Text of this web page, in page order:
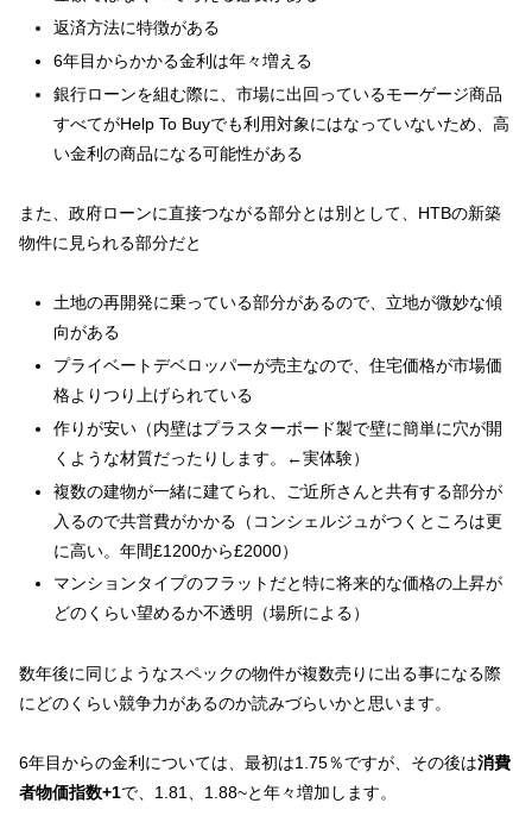
返済方法に特徴がある
6年目からかかる金利は年々増える
銀行ローンを組む際に、市場に出回っているモーゲージ商品
すべてがHelp To Buyでも利用対象にはなっていないため、高
い金利の商品になる可能性がある
また、政府ローンに直接つながる部分とは別として、HTBの新築
物件に見られる部分だと
土地の再開発に乗っている部分があるので、立地が微妙な傾
向がある
プライベートデベロッパーが売主なので、住宅価格が市場価
格よりつり上げられている
作りが安い（内壁はプラスターボード製で壁に簡単に穴が開
くような材質だったりします。←実体験）
複数の建物が一緒に建てられ、ご近所さんと共有する部分が
入るので共営費がかかる（コンシェルジュがつくところは更
に高い。年間£1200から£2000）
マンションタイプのフラットだと特に将来的な価格の上昇が
どのくらい望めるか不透明（場所による）
数年後に同じようなスペックの物件が複数売りに出る事になる際
にどのくらい競争力があるのか読みづらいかと思います。
6年目からの金利については、最初は1.75％ですが、その後は消費
者物価指数+1で、1.81、1.88~と年々増加します。